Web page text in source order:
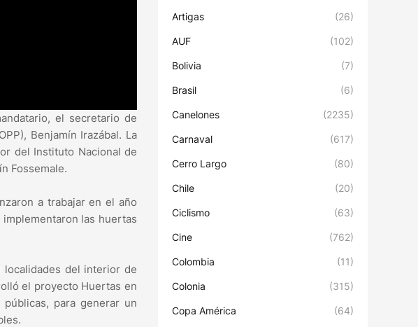
el secretario de
Benjamín Irazábal. La
del Instituto Nacional de
Fossemale.
a trabajar en el año
implementaron las huertas
localidades del interior de
el proyecto Huertas en
para generar un
Artigas (26)
AUF (102)
Bolivia (7)
Brasil (6)
Canelones (2235)
Carnaval (617)
Cerro Largo (80)
Chile (20)
Ciclismo (63)
Cine (762)
Colombia (11)
Colonia (315)
Copa América (64)